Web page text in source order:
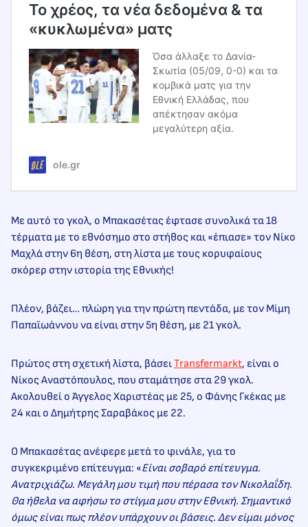
Το χρέος, τα νέα δεδομένα & τα
«κυκλωμένα» ματς
Όσα άλλαξε το Δανία-
Σκωτία (05/09, 0-0) και τα
κομβικά ματς για την
Εθνική Ελλάδας, που
απέκτησαν ακόμα
μεγαλύτερη αξία.
ole.gr
Με αυτό το γκολ, ο Μπακασέτας έφτασε συνολικά τα 18
τέρματα με το εθνόσημο στο στήθος και «έπιασε» τον Νίκο
Μαχλά στην 6η θέση, στη λίστα με τους κορυφαίους
σκόρερ στην ιστορία της Εθνικής!
Πλέον, βάζει… πλώρη για την πρώτη πεντάδα, με τον Μίμη
Παπαϊωάννου να είναι στην 5η θέση, με 21 γκολ.
Πρώτος στη σχετική λίστα, βάσειTransfermarkt, είναι ο
Νίκος Αναστόπουλος, που σταμάτησε στα 29 γκολ.
Ακολουθεί ο Άγγελος Χαριστέας με 25, ο Φάνης Γκέκας με
24 και ο Δημήτρης Σαραβάκος με 22.
Ο Μπακασέτας ανέφερε μετά το φινάλε, για το
συγκεκριμένο επίτευγμα: «Είναι σοβαρό επίτευγμα.
Ανατριχιάζω. Μεγάλη μου τιμή που πέρασα τον Νικολαΐδη.
Θα ήθελα να αφήσω το στίγμα μου στην Εθνική. Σημαντικό
όμως είναι πως πλέον υπάρχουν οι βάσεις. Δεν είμαι μόνος